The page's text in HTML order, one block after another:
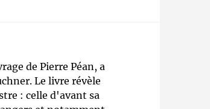
de Pierre Péan, a
Le livre révèle
: celle d'avant sa